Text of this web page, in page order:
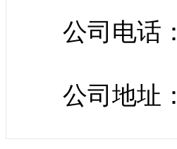
公司电话
公司地址